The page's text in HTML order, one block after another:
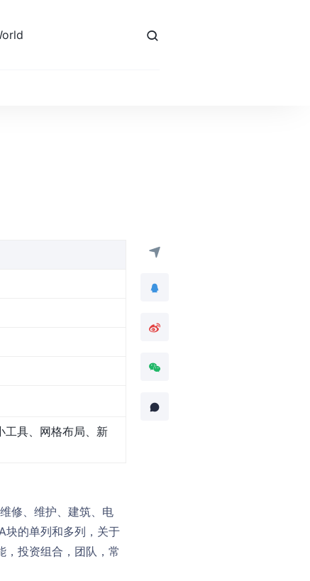
工具、网格布局、新
修、维护、建筑、电
块的单列和多列，关于
，投资组合，团队，常